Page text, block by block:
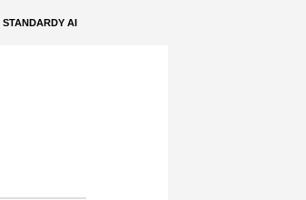
STANDARDY AI